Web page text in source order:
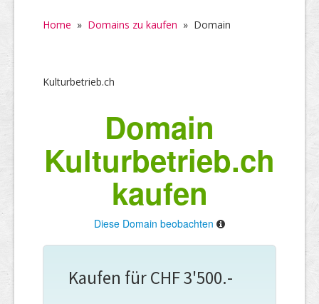
Home » Domains zu kaufen » Domain
Kulturbetrieb.ch
Domain
Kulturbetrieb.ch
kaufen
Diese Domain beobachten
Kaufen für CHF 3'500.-